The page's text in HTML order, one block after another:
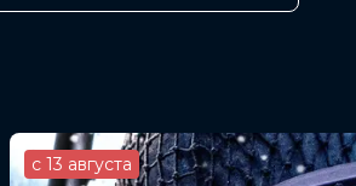
с 13 августа